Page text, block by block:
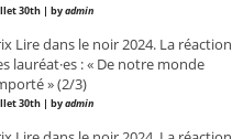
30th | byadmin
Lire dans le noir 2024. La réaction
lauréat·es : « De notre monde
» (2/3)
30th | byadmin